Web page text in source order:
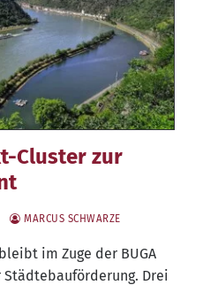
Cluster zur
MARCUS SCHWARZE
im Zuge der BUGA
Städ­te­bau­för­de­rung. Drei